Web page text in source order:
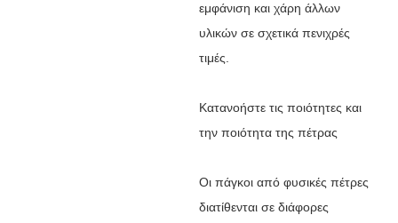
εμφάνιση και χάρη άλλων
υλικών σε σχετικά πενιχρές
τιμές.
Κατανοήστε τις ποιότητες και
την ποιότητα της πέτρας
Οι πάγκοι από φυσικές πέτρες
διατίθενται σε διάφορες